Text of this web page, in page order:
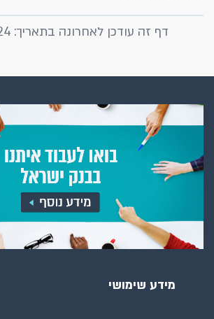
דף זה עודכן לאחרונה בתאריך: 25/07/2024
מידע שימושי